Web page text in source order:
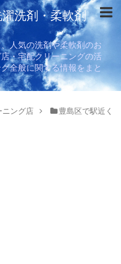
洗剤・柔軟剤
人気の洗剤や柔軟剤のお
・宅配クリーニングの活
全般に関する情報をまと
ニング店
豊島区で駅近く